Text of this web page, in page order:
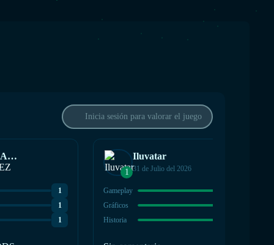
Inicia sesión para valorar el juego
FFRANCOMARTINEZ
1
1
1
1
Iluvatar
31 de Julio del 2026
Gameplay
Gráficos
Historia